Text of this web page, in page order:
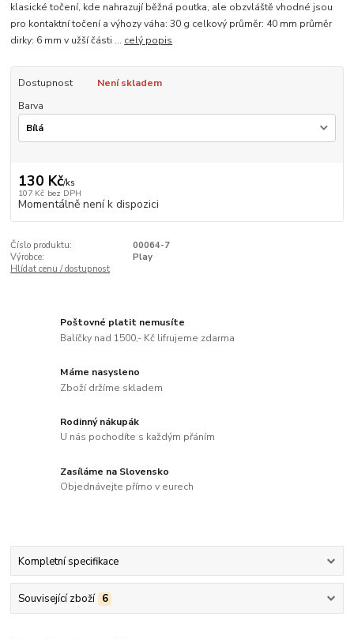
klasické točení, kde nahrazují běžná poutka, ale obzvláště vhodné jsou
pro kontaktní točení a výhozy váha: 30 g celkový průměr: 40 mm průměr
dirky: 6 mm v užší části ... celý popis
Dostupnost
Není skladem
Barva
130 Kč/ks
107 Kč bez DPH
Momentálně není k dispozici
Číslo produktu:
00064-7
Výrobce:
Play
Hlídat cenu / dostupnost
Poštovné platit nemusíte
Balíčky nad 1500,- Kč lifrujeme zdarma
Máme nasysleno
Zboží držíme skladem
Rodinný nákupák
U nás pochodíte s každým přáním
Zasíláme na Slovensko
Objednávejte přímo v eurech
Kompletní specifikace
Související zboží 6